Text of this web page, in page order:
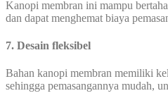
Kanopi membran ini mampu
dan dapat menghemat biaya
7. Desain fleksibel
Bahan kanopi membran memiliki
sehingga pemasangannya mudah,